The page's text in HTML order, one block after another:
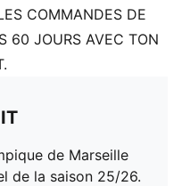
COMMANDES DE
60 JOURS AVEC TON
de Marseille
de la saison 25/26.